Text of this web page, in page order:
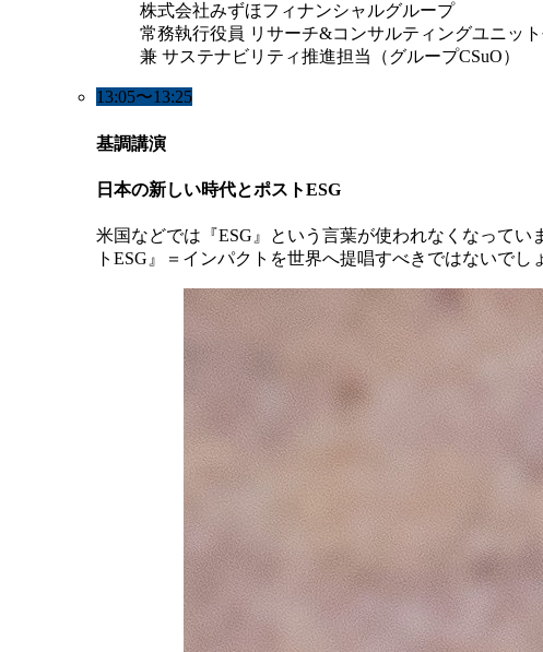
株式会社みずほフィナンシャルグループ
常務執行役員 リサーチ&コンサルティングユニッ
兼 サステナビリティ推進担当（グループCSuO）
13:05〜13:25
基調講演
日本の新しい時代とポストESG
米国などでは『ESG』という言葉が使われなくなって
トESG』＝インパクトを世界へ提唱すべきではないでし